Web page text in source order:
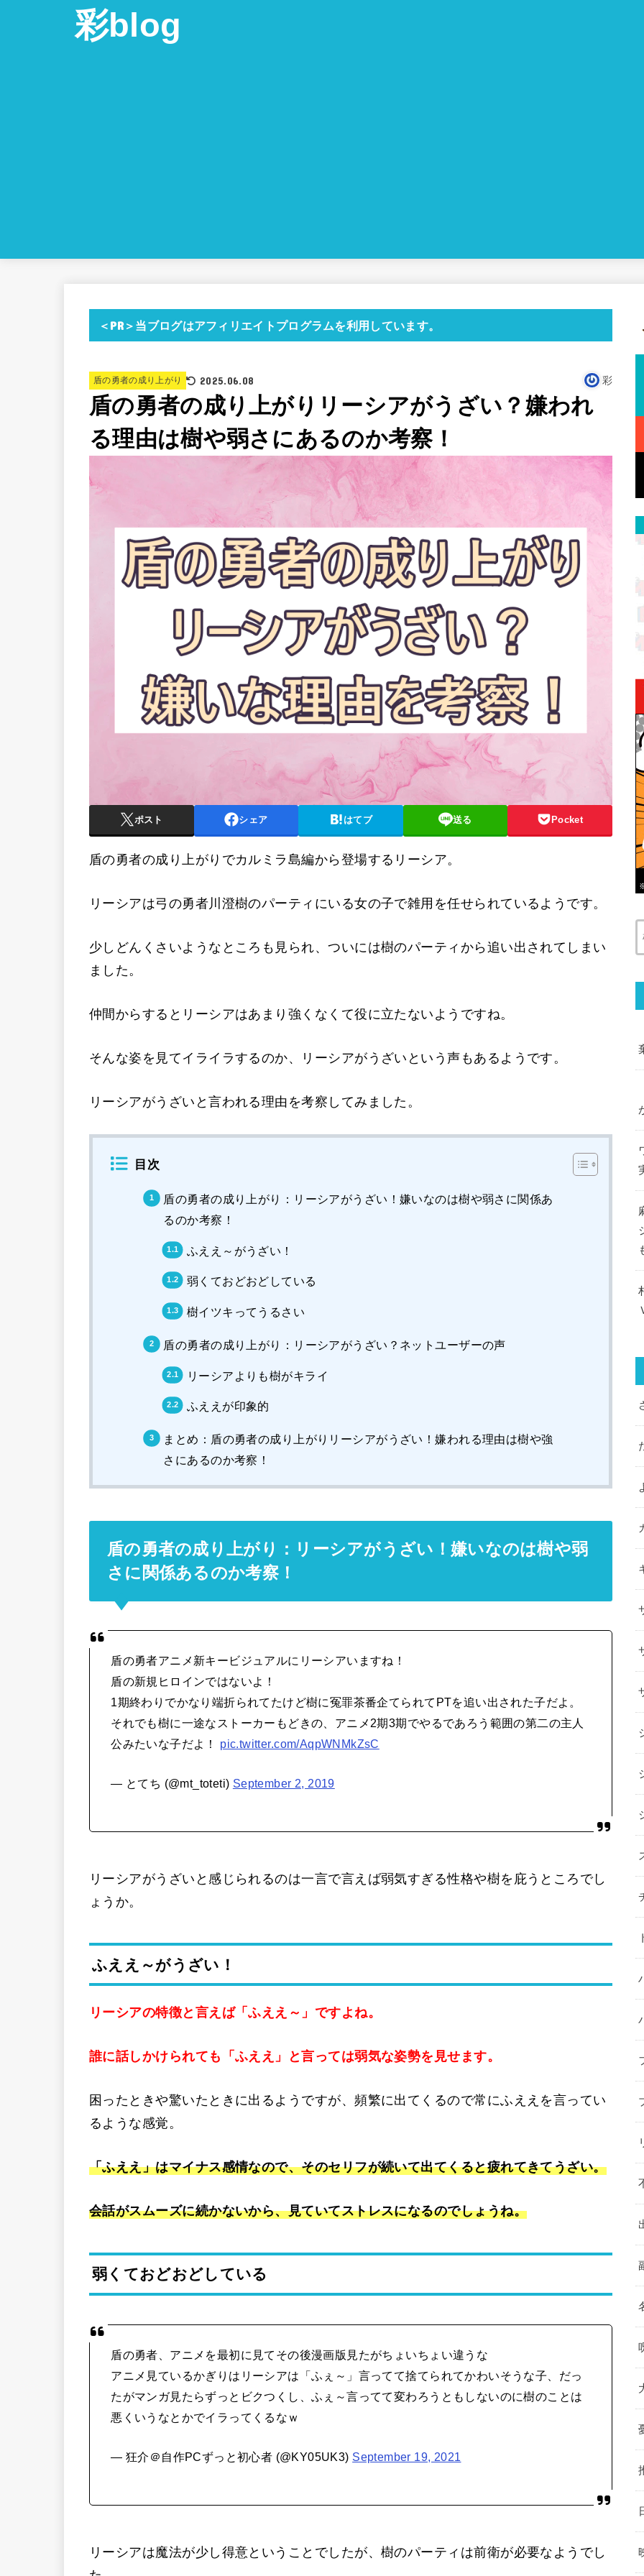
彩blog
＜PR＞当ブログはアフィリエイトプログラムを利用しています。
盾の勇者の成り上がり 2025.06.08 彩
盾の勇者の成り上がりリーシアがうざい？嫌われ
る理由は樹や弱さにあるのか考察！
ポスト シェア はてブ 送る Pocket
盾の勇者の成り上がりでカルミラ島編から登場するリーシア。
リーシアは弓の勇者川澄樹のパーティにいる女の子で雑用を任せられているようです。
少しどんくさいようなところも見られ、ついには樹のパーティから追い出されてしまい
ました。
仲間からするとリーシアはあまり強くなくて役に立たないようですね。
そんな姿を見てイライラするのか、リーシアがうざいという声もあるようです。
リーシアがうざいと言われる理由を考察してみました。
目次
盾の勇者の成り上がり：リーシアがうざい！嫌いなのは樹や弱さに関係あ
るのか考察！
ふええ～がうざい！
弱くておどおどしている
樹イツキってうるさい
盾の勇者の成り上がり：リーシアがうざい？ネットユーザーの声
リーシアよりも樹がキライ
ふええが印象的
まとめ：盾の勇者の成り上がりリーシアがうざい！嫌われる理由は樹や強
さにあるのか考察！
盾の勇者の成り上がり：リーシアがうざい！嫌いなのは樹や弱
さに関係あるのか考察！
盾の勇者アニメ新キービジュアルにリーシアいますね！
盾の新規ヒロインではないよ！
1期終わりでかなり端折られてたけど樹に冤罪茶番企てられてPTを追い出された子だよ。
それでも樹に一途なストーカーもどきの、アニメ2期3期でやるであろう範囲の第二の主人
公みたいな子だよ！ pic.twitter.com/AqpWNMkZsC
— とてち (@mt_toteti) September 2, 2019
リーシアがうざいと感じられるのは一言で言えば弱気すぎる性格や樹を庇うところでし
ょうか。
ふええ～がうざい！
リーシアの特徴と言えば「ふええ～」ですよね。
誰に話しかけられても「ふええ」と言っては弱気な姿勢を見せます。
困ったときや驚いたときに出るようですが、頻繁に出てくるので常にふええを言ってい
るような感覚。
「ふええ」はマイナス感情なので、そのセリフが続いて出てくると疲れてきてうざい。
会話がスムーズに続かないから、見ていてストレスになるのでしょうね。
弱くておどおどしている
盾の勇者、アニメを最初に見てその後漫画版見たがちょいちょい違うな
アニメ見ているかぎりはリーシアは「ふぇ～」言ってて捨てられてかわいそうな子、だっ
たがマンガ見たらずっとビクつくし、ふぇ～言ってて変わろうともしないのに樹のことは
悪くいうなとかでイラってくるなｗ
— 狂介＠自作PCずっと初心者 (@KY05UK3) September 19, 2021
リーシアは魔法が少し得意ということでしたが、樹のパーティは前衛が必要なようでし